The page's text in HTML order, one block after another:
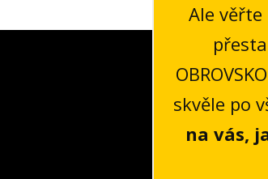
Ale
skvěle po
na vás,